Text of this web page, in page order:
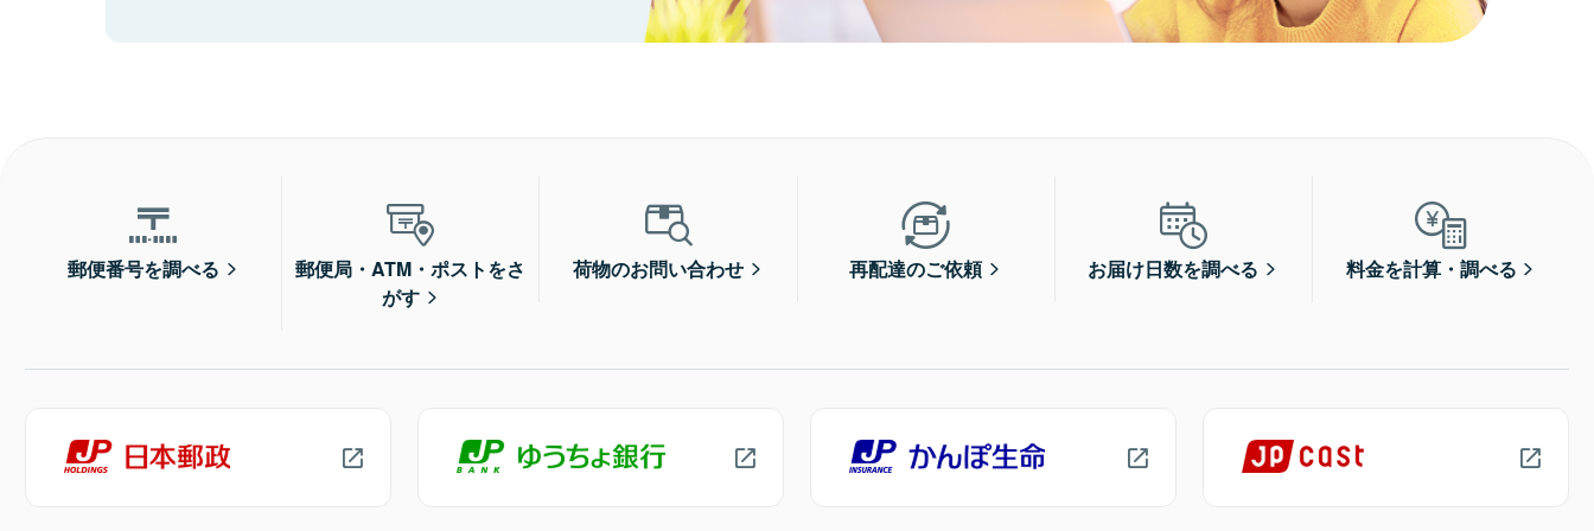
郵便番号を調べる
郵便局・ATM・ポストをさ
がす
荷物のお問い合わせ 再配達のご依頼 お届け日数を調べる 料金を計算・調べる